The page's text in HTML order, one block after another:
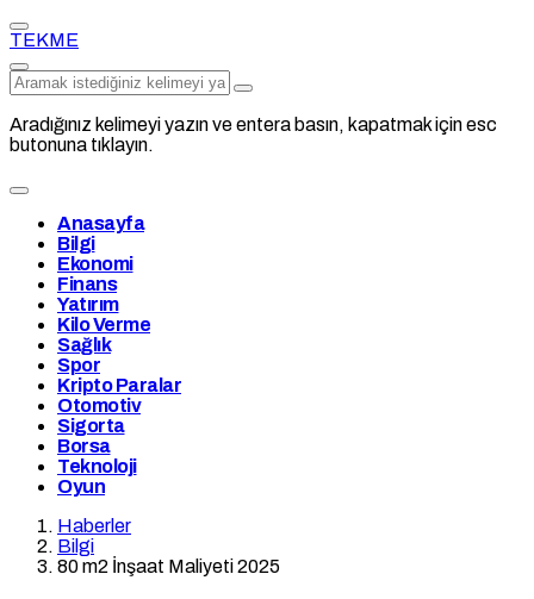
TEKME
Aradığınız kelimeyi yazın ve entera basın, kapatmak için esc
butonuna tıklayın.
Anasayfa
Bilgi
Ekonomi
Finans
Yatırım
Kilo Verme
Sağlık
Spor
Kripto Paralar
Otomotiv
Sigorta
Borsa
Teknoloji
Oyun
Haberler
Bilgi
80 m2 İnşaat Maliyeti 2025